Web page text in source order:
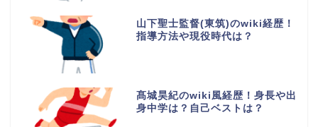
山下聖士監督(東筑)のwiki経歴！
指導方法や現役時代は？
髙城昊紀のwiki風経歴！身長や出
身中学は？自己ベストは？